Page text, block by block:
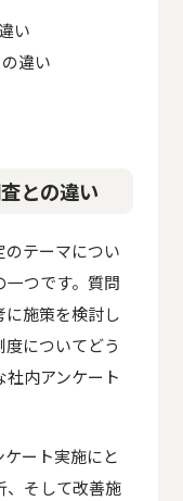
い
違い
との違い
テーマについ
一つです。質問
に施策を検討し
についてどう
内アンケート
ート実施にと
、そして改善施